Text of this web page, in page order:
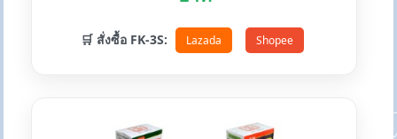
🛒 สั่งซื้อ FK-3S: Lazada Shopee